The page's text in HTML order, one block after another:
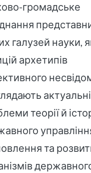
громадське
галузей науки,
архетипів
актуальні
теорії й
та